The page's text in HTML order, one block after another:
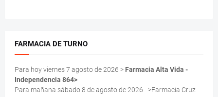
FARMACIA DE TURNO
Para hoy viernes 7 agosto de 2026 > Farmacia Alta Vida -
Independencia 864>
Para mañana sábado 8 de agosto de 2026 - >Farmacia Cruz